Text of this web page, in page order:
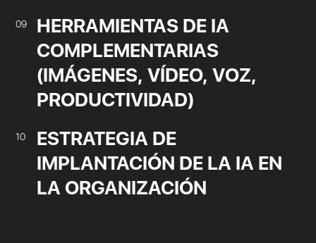
09
HERRAMIENTAS DE IA
COMPLEMENTARIAS
(IMÁGENES, VÍDEO, VOZ,
PRODUCTIVIDAD)
10
ESTRATEGIA DE
IMPLANTACIÓN DE LA IA EN
LA ORGANIZACIÓN